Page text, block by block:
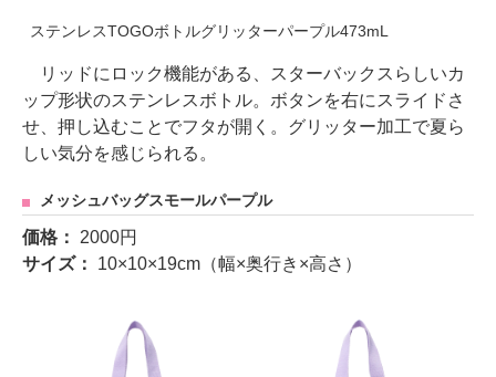
ステンレスTOGOボトルグリッターパープル473mL
リッドにロック機能がある、スターバックスらしいカ
ップ形状のステンレスボトル。ボタンを右にスライドさ
せ、押し込むことでフタが開く。グリッター加工で夏ら
しい気分を感じられる。
メッシュバッグスモールパープル
価格： 2000円
サイズ： 10×10×19cm（幅×奥行き×高さ）